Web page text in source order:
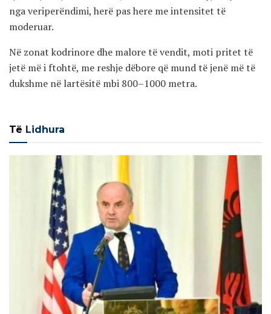
nga veriperëndimi, herë pas here me intensitet të
moderuar.
Në zonat kodrinore dhe malore të vendit, moti pritet të
jetë më i ftohtë, me reshje dëbore që mund të jenë më të
dukshme në lartësitë mbi 800–1000 metra.
Të Lidhura